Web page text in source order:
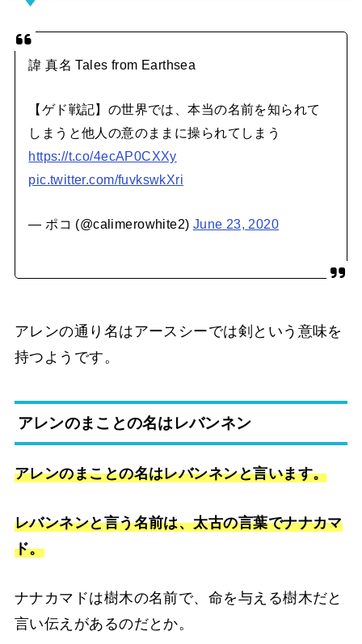
諱 真名 Tales from Earthsea
【ゲド戦記】の世界では、本当の名前を知られて
しまうと他人の意のままに操られてしまう
https://t.co/4ecAP0CXXy
pic.twitter.com/fuvkswkXri
— ポコ (@calimerowhite2) June 23, 2020
アレンの通り名はアースシーでは剣という意味を
持つようです。
アレンのまことの名はレバンネン
アレンのまことの名はレバンネンと言います。
レバンネンと言う名前は、太古の言葉でナナカマ
ド。
ナナカマドは樹木の名前で、命を与える樹木だと
言い伝えがあるのだとか。